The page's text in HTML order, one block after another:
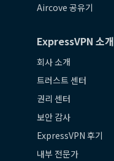
Aircove 공유기
ExpressVPN 소개
회사 소개
트러스트 센터
권리 센터
보안 감사
ExpressVPN 후기
내부 전문가